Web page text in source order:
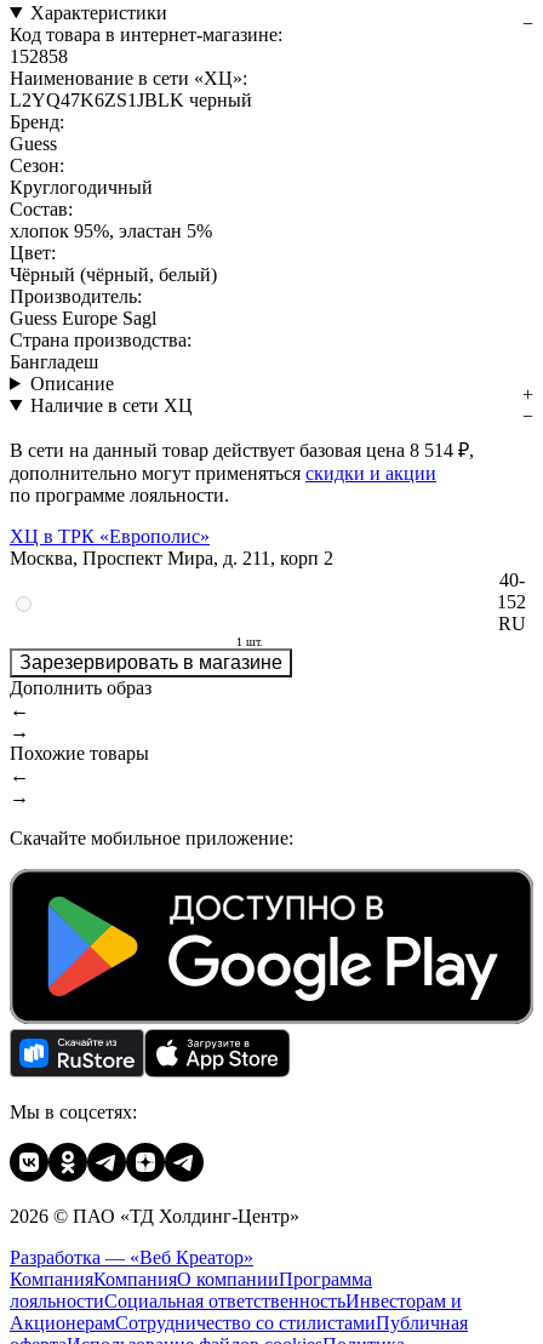
Характеристики
Код товара в интернет-магазине:
152858
Наименование в сети «ХЦ»:
L2YQ47K6ZS1JBLK черный
Бренд:
Guess
Сезон:
Круглогодичный
Состав:
хлопок 95%, эластан 5%
Цвет:
Чёрный (чёрный, белый)
Производитель:
Guess Europe Sagl
Страна производства:
Бангладеш
Описание
Наличие в сети ХЦ
В сети на данный товар действует базовая цена 8 514 ₽,
дополнительно могут применяться скидки и акции
по программе лояльности.
ХЦ в ТРК «Европолис»
Москва, Проспект Мира, д. 211, корп 2
40-
152
RU
1 шт.
Зарезервировать в магазине
Дополнить образ
←
→
Похожие товары
←
→
Скачайте мобильное приложение:
Мы в соцсетях:
2026 © ПАО «ТД Холдинг-Центр»
Разработка — «Веб Креатор»
КомпанияКомпанияО компанииПрограмма
лояльностиСоциальная ответственностьИнвесторам и
АкционерамСотрудничество со стилистамиПубличная